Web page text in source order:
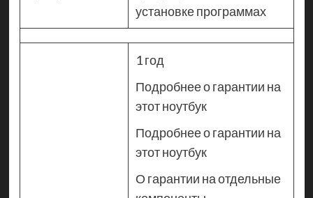
установке программах
1 год
Подробнее о гарантии на
этот ноутбук
Подробнее о гарантии на
этот ноутбук
О гарантии на отдельные